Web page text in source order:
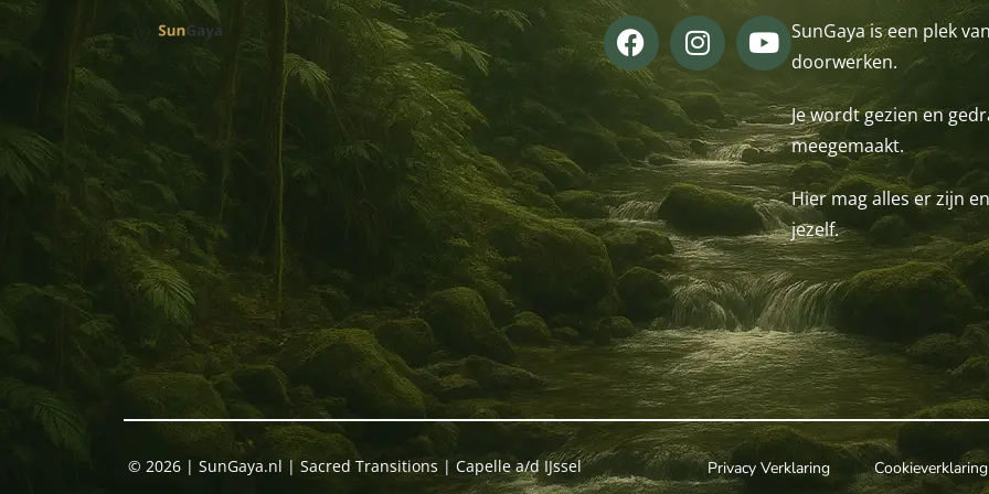
SunGaya is een plek
doorwerken.
Je wordt gezien en
meegemaakt.
Hier mag alles er zijn
jezelf.
© 2026 | SunGaya.nl | Sacred Transitions | Capelle a/d IJssel Privacy Verklaring Cookieverklaring